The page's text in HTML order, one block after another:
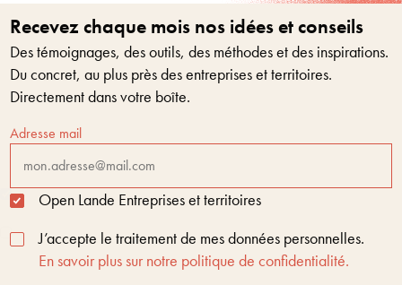
Recevez chaque mois nos idées et conseils
Des témoignages, des outils, des méthodes et des inspirations.
Du concret, au plus près des entreprises et territoires.
Directement dans votre boîte.
Adresse mail
Open Lande Entreprises et territoires
J’accepte le traitement de mes données personnelles.
En savoir plus sur notre politique de confidentialité.